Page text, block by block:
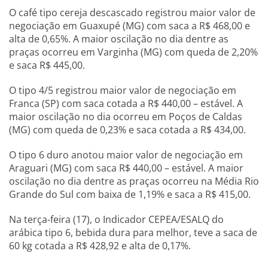
O café tipo cereja descascado registrou maior valor de
negociação em Guaxupé (MG) com saca a R$ 468,00 e
alta de 0,65%. A maior oscilação no dia dentre as
praças ocorreu em Varginha (MG) com queda de 2,20%
e saca R$ 445,00.
O tipo 4/5 registrou maior valor de negociação em
Franca (SP) com saca cotada a R$ 440,00 – estável. A
maior oscilação no dia ocorreu em Poços de Caldas
(MG) com queda de 0,23% e saca cotada a R$ 434,00.
O tipo 6 duro anotou maior valor de negociação em
Araguari (MG) com saca R$ 440,00 – estável. A maior
oscilação no dia dentre as praças ocorreu na Média Rio
Grande do Sul com baixa de 1,19% e saca a R$ 415,00.
Na terça-feira (17), o Indicador CEPEA/ESALQ do
arábica tipo 6, bebida dura para melhor, teve a saca de
60 kg cotada a R$ 428,92 e alta de 0,17%.